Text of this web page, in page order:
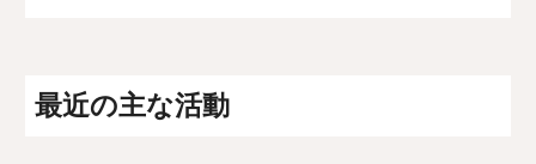
最近の主な活動